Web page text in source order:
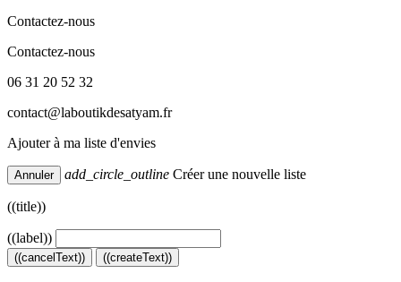
Contactez-nous
Contactez-nous
06 31 20 52 32
contact@laboutikdesatyam.fr
Ajouter à ma liste d'envies
Annuler add_circle_outline Créer une nouvelle liste
((title))
((label))
((cancelText)) ((createText))